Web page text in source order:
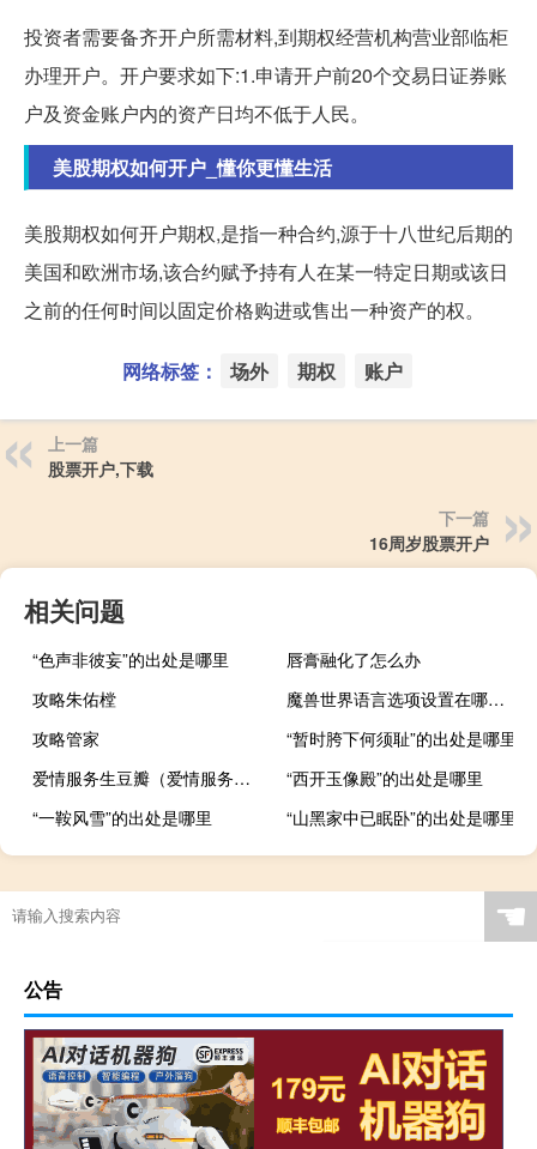
投资者需要备齐开户所需材料,到期权经营机构营业部临柜
办理开户。开户要求如下:1.申请开户前20个交易日证券账
户及资金账户内的资产日均不低于人民。
美股期权如何开户_懂你更懂生活
美股期权如何开户期权,是指一种合约,源于十八世纪后期的
美国和欧洲市场,该合约赋予持有人在某一特定日期或该日
之前的任何时间以固定价格购进或售出一种资产的权。
网络标签： 场外 期权 账户
上一篇
股票开户,下载
下一篇
16周岁股票开户
相关问题
“色声非彼妄”的出处是哪里
唇膏融化了怎么办
攻略朱佑樘
魔兽世界语言选项设置在哪（魔兽世界语言过滤宏）
攻略管家
“暂时胯下何须耻”的出处是哪里
爱情服务生豆瓣（爱情服务生）
“西开玉像殿”的出处是哪里
“一鞍风雪”的出处是哪里
“山黑家中已眠卧”的出处是哪里
☚
公告